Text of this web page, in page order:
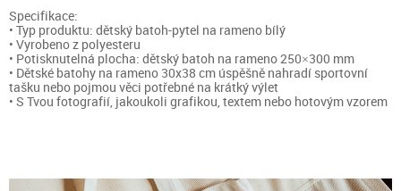
Specifikace:
• Typ produktu: dětský batoh-pytel na rameno bílý
• Vyrobeno z polyesteru
• Potisknutelná plocha: dětský batoh na rameno 250×300 mm
• Dětské batohy na rameno 30x38 cm úspěšně nahradí sportovní
tašku nebo pojmou věci potřebné na krátký výlet
• S Tvou fotografií, jakoukoli grafikou, textem nebo hotovým vzorem